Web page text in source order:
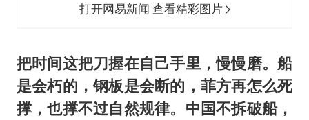
打开网易新闻 查看精彩图片
把时间这把刀握在自己手里，慢慢磨。船
是会朽的，钢板是会断的，菲方再怎么死
撑，也撑不过自然规律。中国不拆破船，